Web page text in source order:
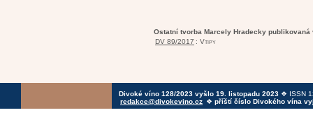
Ostatní tvorba Marcely Hradecky publikovaná
DV 89/2017 : Vtipy
Divoké víno 128/2023 vyšlo 19. listopadu 2023 ❖ ISSN
redakce@divokevino.cz ❖ příští číslo Divokého vína